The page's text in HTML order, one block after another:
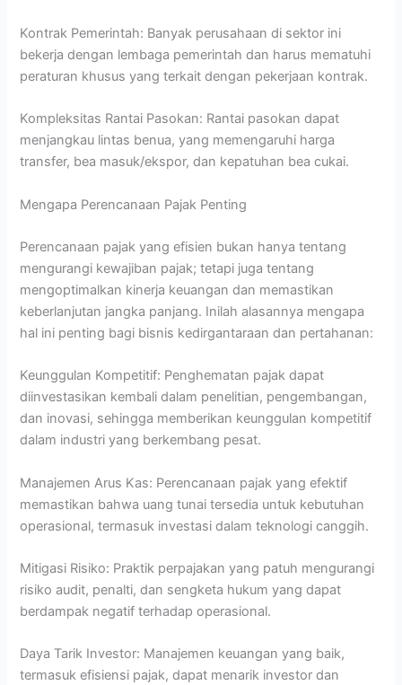
Kontrak Pemerintah: Banyak perusahaan di sektor ini
bekerja dengan lembaga pemerintah dan harus mematuhi
peraturan khusus yang terkait dengan pekerjaan kontrak.
Kompleksitas Rantai Pasokan: Rantai pasokan dapat
menjangkau lintas benua, yang memengaruhi harga
transfer, bea masuk/ekspor, dan kepatuhan bea cukai.
Mengapa Perencanaan Pajak Penting
Perencanaan pajak yang efisien bukan hanya tentang
mengurangi kewajiban pajak; tetapi juga tentang
mengoptimalkan kinerja keuangan dan memastikan
keberlanjutan jangka panjang. Inilah alasannya mengapa
hal ini penting bagi bisnis kedirgantaraan dan pertahanan:
Keunggulan Kompetitif: Penghematan pajak dapat
diinvestasikan kembali dalam penelitian, pengembangan,
dan inovasi, sehingga memberikan keunggulan kompetitif
dalam industri yang berkembang pesat.
Manajemen Arus Kas: Perencanaan pajak yang efektif
memastikan bahwa uang tunai tersedia untuk kebutuhan
operasional, termasuk investasi dalam teknologi canggih.
Mitigasi Risiko: Praktik perpajakan yang patuh mengurangi
risiko audit, penalti, dan sengketa hukum yang dapat
berdampak negatif terhadap operasional.
Daya Tarik Investor: Manajemen keuangan yang baik,
termasuk efisiensi pajak, dapat menarik investor dan